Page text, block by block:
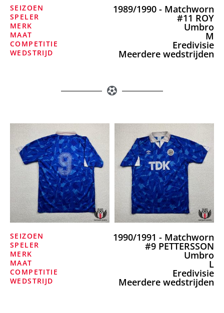
SEIZOEN 1989/1990 - Matchworn
SPELER #11 ROY
MERK Umbro
MAAT M
COMPETITIE Eredivisie
WEDSTRIJD Meerdere wedstrijden
SEIZOEN 1990/1991 - Matchworn
SPELER #9 PETTERSSON
MERK Umbro
MAAT L
COMPETITIE Eredivisie
WEDSTRIJD Meerdere wedstrijden